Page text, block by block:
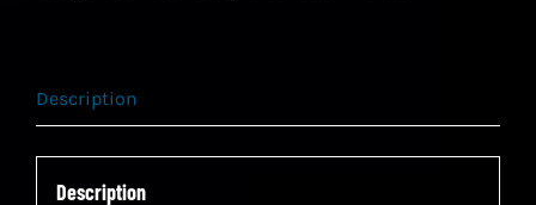
Description
Description